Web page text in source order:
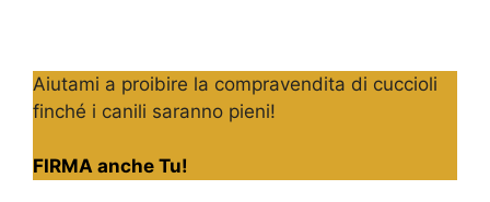
Aiutami a proibire la compravendita di cuccioli
finché i canili saranno pieni!
FIRMA anche Tu!